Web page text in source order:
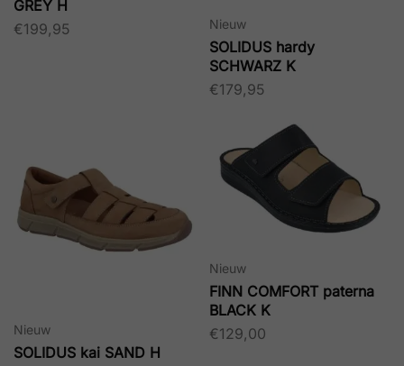
GREY H
€199,95 Nieuw
SOLIDUS hardy
SCHWARZ K
€179,95
Nieuw
SOLIDUS kai SAND H
Nieuw
FINN COMFORT paterna
BLACK K
€129,00